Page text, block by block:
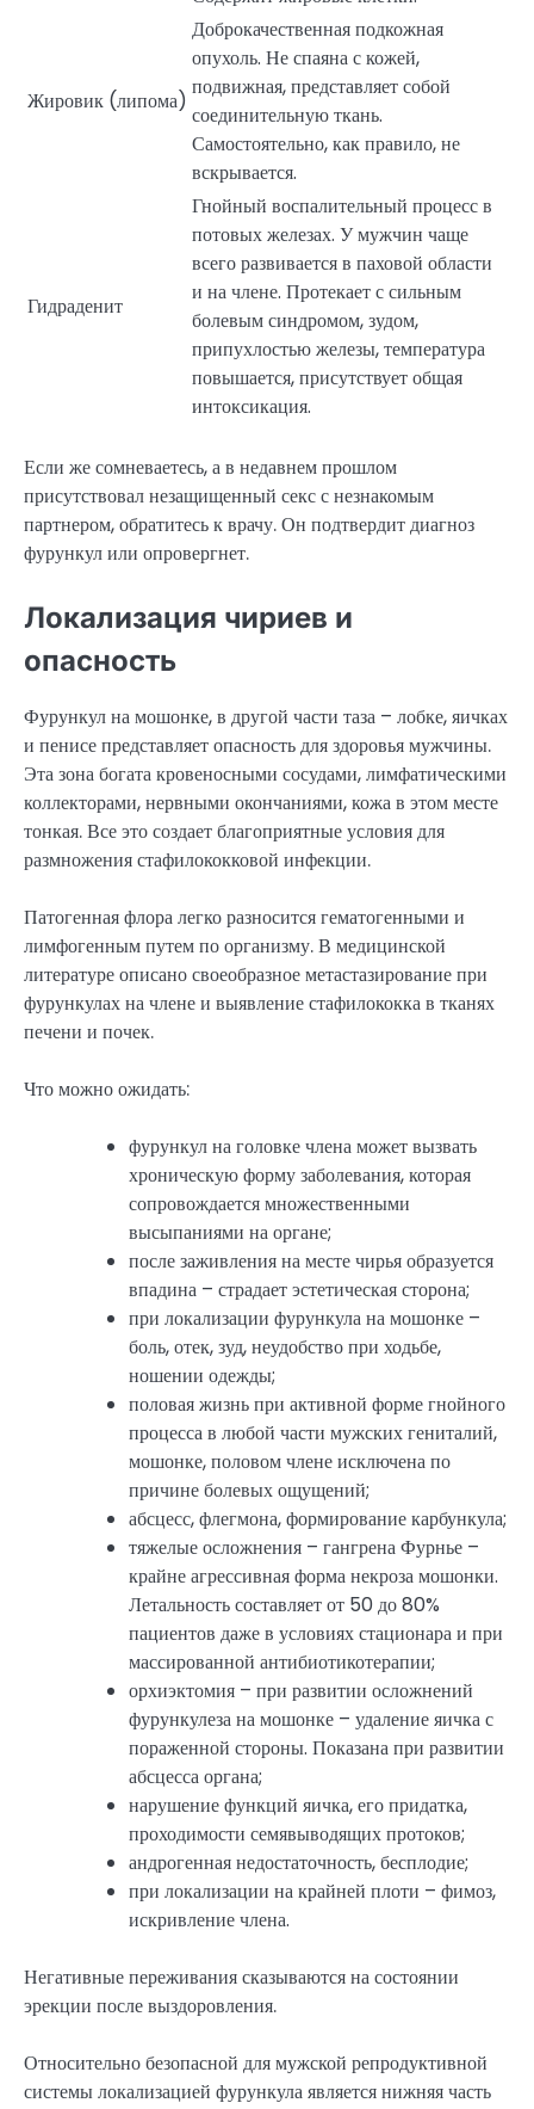
Жировик (липома)
Доброкачественная подкожная
опухоль. Не спаяна с кожей,
подвижная, представляет собой
соединительную ткань.
Самостоятельно, как правило, не
вскрывается.
Гидраденит
Гнойный воспалительный процесс в
потовых железах. У мужчин чаще
всего развивается в паховой области
и на члене. Протекает с сильным
болевым синдромом, зудом,
припухлостью железы, температура
повышается, присутствует общая
интоксикация.
Если же сомневаетесь, а в недавнем прошлом
присутствовал незащищенный секс с незнакомым
партнером, обратитесь к врачу. Он подтвердит диагноз
фурункул или опровергнет.
Локализация чириев и
опасность
Фурункул на мошонке, в другой части таза – лобке, яичках
и пенисе представляет опасность для здоровья мужчины.
Эта зона богата кровеносными сосудами, лимфатическими
коллекторами, нервными окончаниями, кожа в этом месте
тонкая. Все это создает благоприятные условия для
размножения стафилококковой инфекции.
Патогенная флора легко разносится гематогенными и
лимфогенным путем по организму. В медицинской
литературе описано своеобразное метастазирование при
фурункулах на члене и выявление стафилококка в тканях
печени и почек.
Что можно ожидать:
фурункул на головке члена может вызвать
хроническую форму заболевания, которая
сопровождается множественными
высыпаниями на органе;
после заживления на месте чирья образуется
впадина – страдает эстетическая сторона;
при локализации фурункула на мошонке –
боль, отек, зуд, неудобство при ходьбе,
ношении одежды;
половая жизнь при активной форме гнойного
процесса в любой части мужских гениталий,
мошонке, половом члене исключена по
причине болевых ощущений;
абсцесс, флегмона, формирование карбункула;
тяжелые осложнения – гангрена Фурнье –
крайне агрессивная форма некроза мошонки.
Летальность составляет от 50 до 80%
пациентов даже в условиях стационара и при
массированной антибиотикотерапии;
орхиэктомия – при развитии осложнений
фурункулеза на мошонке – удаление яичка с
пораженной стороны. Показана при развитии
абсцесса органа;
нарушение функций яичка, его придатка,
проходимости семявыводящих протоков;
андрогенная недостаточность, бесплодие;
при локализации на крайней плоти – фимоз,
искривление члена.
Негативные переживания сказываются на состоянии
эрекции после выздоровления.
Относительно безопасной для мужской репродуктивной
системы локализацией фурункула является нижняя часть